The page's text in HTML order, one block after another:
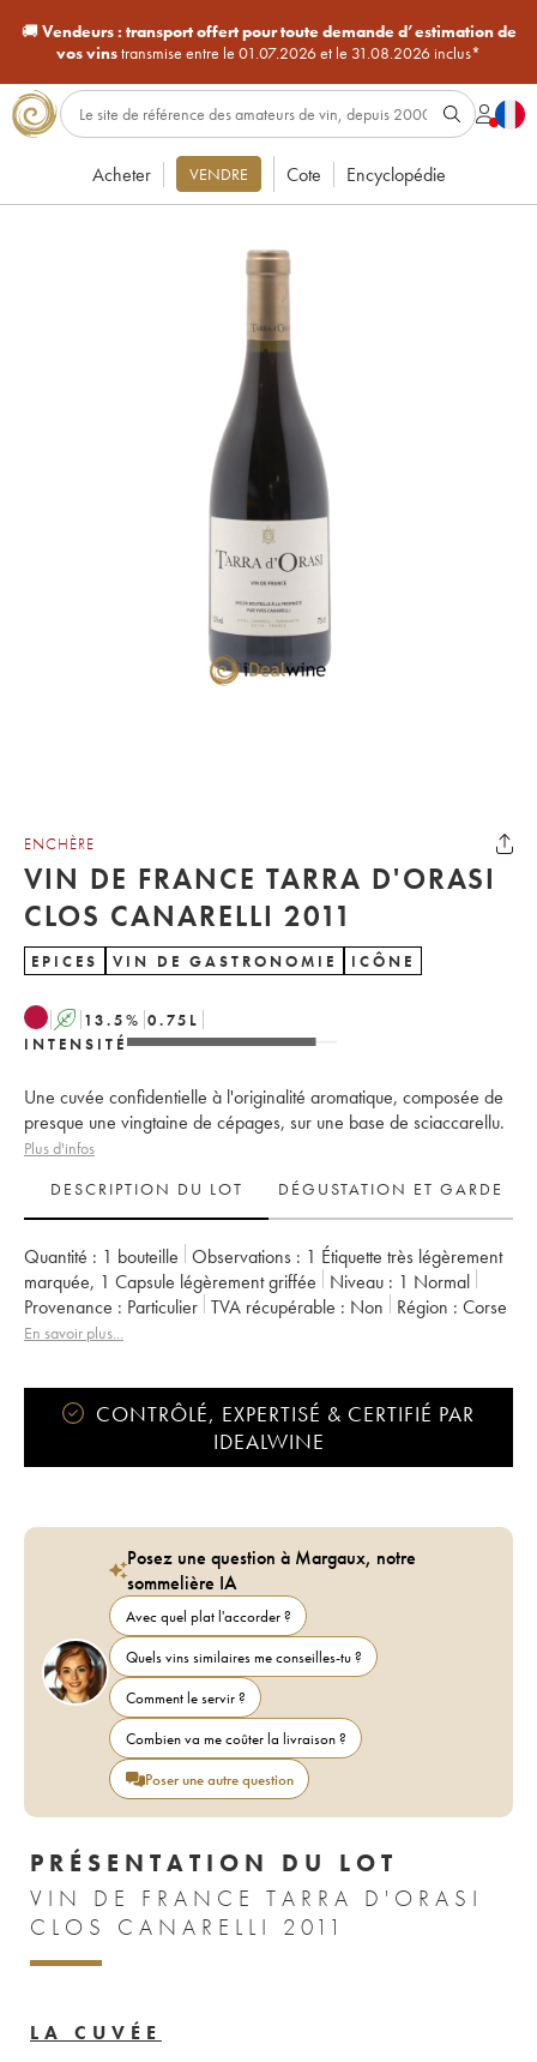
🚚Vendeurs : transport offert pour toute demande d’estimation de
vos vinstransmise entre le 01.07.2026 et le 31.08.2026 inclus*
Acheter VENDRE Cote Encyclopédie
ENCHÈRE
VIN DE FRANCE TARRA D'ORASI
CLOS CANARELLI 2011
EPICES VIN DE GASTRONOMIE ICÔNE
A 13.5% 0.75 L
INTENSITÉ
Une cuvée confidentielle à l'originalité aromatique, composée de
presque une vingtaine de cépages, sur une base de sciaccarellu.
Plus d'infos
DESCRIPTION DU LOT
DÉGUSTATION ET GARDE
Quantité : 1 bouteille Observations : 1 Étiquette très légèrement
marquée, 1 Capsule légèrement griffée Niveau : 1 Normal
Provenance : particulier TVA récupérable : non Région :
Corse
Appellation :
En savoir plus...
CONTRÔLÉ, EXPERTISÉ & CERTIFIÉ PAR
IDEALWINE
Posez une question à Margaux, notre
sommelière IA
Avec quel plat l'accorder ?
Quels vins similaires me conseilles-tu ?
Comment le servir ?
Combien va me coûter la livraison ?
Poser une autre question
PRÉSENTATION DU LOT
VIN DE FRANCE TARRA D'ORASI
CLOS CANARELLI 2011
LA CUVÉE